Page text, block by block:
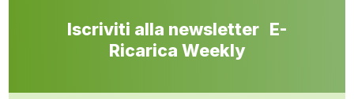
Iscriviti alla newsletter E-
Ricarica Weekly